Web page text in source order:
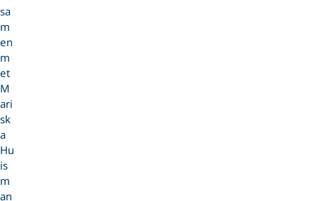
sa
m
en
m
et
M
ari
sk
a
Hu
is
m
an